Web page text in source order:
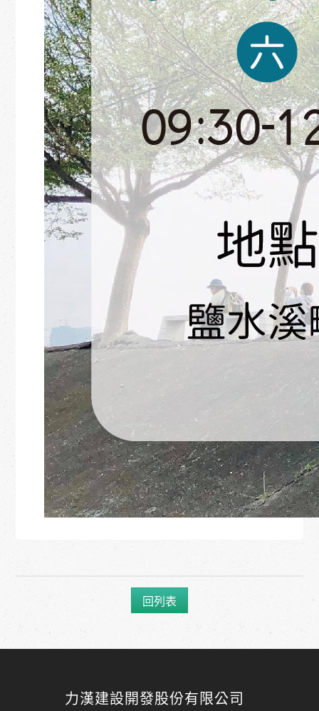
回列表
力漢建設開發股份有限公司